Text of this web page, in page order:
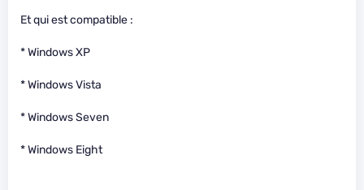
Et qui est compatible :
* Windows XP
* Windows Vista
* Windows Seven
* Windows Eight